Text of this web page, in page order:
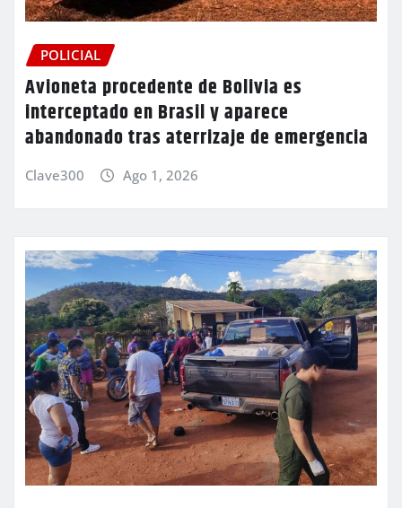
POLICIAL
Avioneta procedente de Bolivia es
interceptado en Brasil y aparece
abandonado tras aterrizaje de emergencia
Clave300 Ago 1, 2026